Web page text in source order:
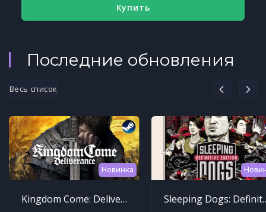
Купить
Последние обновления
Весь список
Новинка
Kingdom Come: Deliverance
Sleeping